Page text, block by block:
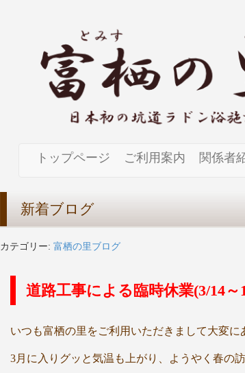
トップページ ご利用案内 関係者
新着ブログ
カテゴリー: 富栖の里ブログ
道路工事による臨時休業(3/14
いつも富栖の里をご利用いただきまして大変に
3月に入りグッと気温も上がり、ようやく春の